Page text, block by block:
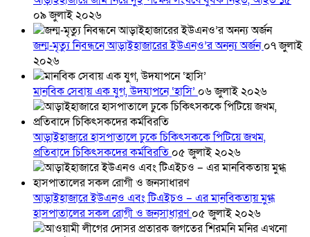
০৯ জুলাই ২০২৬
জন্ম-মৃত্যু নিবন্ধনে আড়াইহাজারের ইউএনও’র অনন্য অর্জন০৭ জুলাই
২০২৬
মানবিক সেবায় এক যুগ, উদযাপনে ‘হাসি’ ০৬ জুলাই ২০২৬
আড়াইহাজারে হাসপাতালে ঢুকে চিকিৎসককে পিটিয়ে জখম,
প্রতিবাদে চিকিৎসকদের কর্মবিরতি ০৫ জুলাই ২০২৬
আড়াইহাজারে ইউএনও এবং টিএইচও – এর মানবিকতায় মুগ্ধ
হাসপাতালের সকল রোগী ও জনসাধারণ০৫ জুলাই ২০২৬